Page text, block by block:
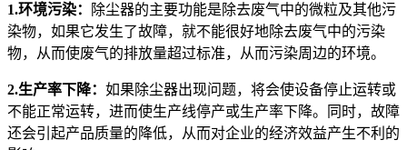
1.环境污染：
除尘器的主要功能是除去废气中的微粒及其他污
染物，如果它发生了故障，就不能很好地除去废气中的污染
物，从而使废气的排放量超过标准，从而污染周边的环境。
2.生产率下降： 如果除尘器出现问题，将会使设备停止运转或
不能正常运转，进而使生产线停产或生产率下降。同时，故障
还会引起产品质量的降低，从而对企业的经济效益产生不利的